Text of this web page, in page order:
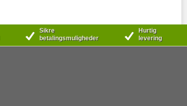
Sikre
betalingsmuligheder
Hurtig
levering